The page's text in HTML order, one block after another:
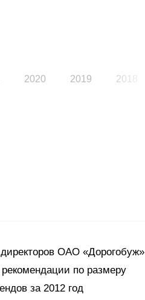
2020 2019 2018
ОАО «Дорогобуж»
по размеру
за 2012 год